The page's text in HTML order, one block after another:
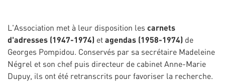
L'Association met à leur disposition les carnets
d'adresses (1947-1974) et agendas (1958-1974) de
Georges Pompidou. Conservés par sa secrétaire Madeleine
Négrel et son chef puis directeur de cabinet Anne-Marie
Dupuy, ils ont été retranscrits pour favoriser la recherche.